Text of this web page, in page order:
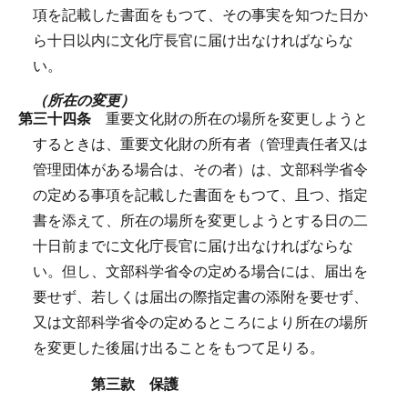
項を記載した書面をもつて、その事実を知つた日か
ら十日以内に文化庁長官に届け出なければならな
い。
（所在の変更）
第三十四条 重要文化財の所在の場所を変更しようと
するときは、重要文化財の所有者（管理責任者又は
管理団体がある場合は、その者）は、文部科学省令
の定める事項を記載した書面をもつて、且つ、指定
書を添えて、所在の場所を変更しようとする日の二
十日前までに文化庁長官に届け出なければならな
い。 但し、文部科学省令の定める場合には、届出を
要せず、若しくは届出の際指定書の添附を要せず、
又は文部科学省令の定めるところにより所在の場所
を変更した後届け出ることをもつて足りる。
第三款 保護